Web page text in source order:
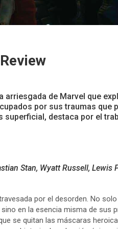
arriesgada de Marvel que
por sus traumas que
superficial, destaca por el
Stan, Wyatt Russell,
por el desorden. No
en la esencia misma de sus
se quitan las máscaras